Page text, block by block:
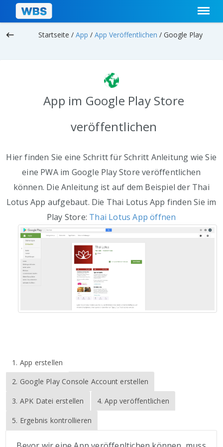
keyboard_backspace Startseite / App / App Veröffentlichen / Google Play
App im Google Play Store
veröffentlichen
Hier finden Sie eine Schritt für Schritt Anleitung wie Sie
eine PWA im Google Play Store veröffentlichen
können. Die Anleitung ist auf dem Beispiel der Thai
Lotus App aufgebaut. Die Thai Lotus App finden Sie im
Play Store: Thai Lotus App öffnen
1. App erstellen
2. Google Play Console Account erstellen
3. APK Datei erstellen 4. App veröffentlichen
5. Ergebnis kontrollieren